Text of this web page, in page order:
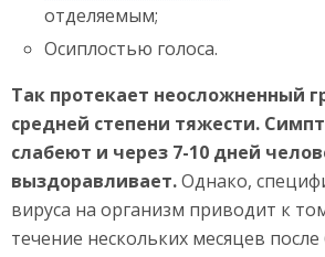
отделяемым;
Осиплостью голоса.
Так протекает неосложненный
средней степени тяжести.
слабеют и через 7-10 дней
выздоравливает.Однако,
вируса на организм приводит к
течение нескольких месяцев